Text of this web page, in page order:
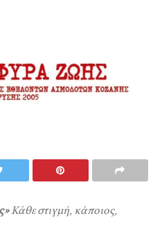
»Κάθε στιγμή, κάποιος,